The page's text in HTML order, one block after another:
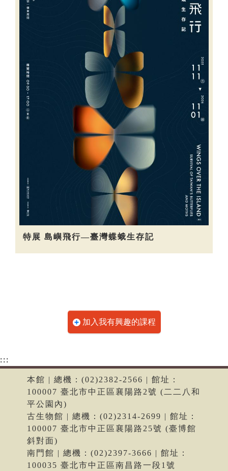
特展 島嶼飛行—臺灣蝶蛾生存記
加入我有興趣的課程
:::
本館 | 總機：(02)2382-2566 | 館址：
100007 臺北市中正區襄陽路2號 (二二八和
平公園內)
古生物館 | 總機：(02)2314-2699 | 館址：
100007 臺北市中正區襄陽路25號 (臺博館
斜對面)
南門館 | 總機：(02)2397-3666 | 館址：
100035 臺北市中正區南昌路一段1號